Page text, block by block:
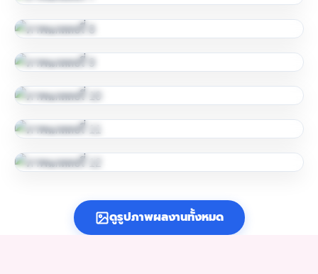
ดูรูปภาพผลงานทั้งหมด